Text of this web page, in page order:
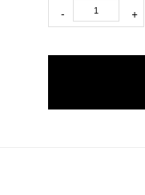
- +